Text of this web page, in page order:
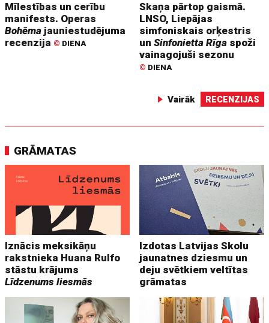
Mīlestības un cerību
manifests. Operas
Bohēma jauniestudējuma
recenzija © DIENA
Skaņa pārtop gaismā.
LNSO, Liepājas
simfoniskais orķestris
unSinfonietta Rīga spoži
vainagojuši sezonu
© DIENA
Vairāk RECENZIJAS
GRĀMATAS
Iznācis meksikāņu
rakstnieka Huana Rulfo
stāstu krājums
Līdzenums liesmās
Izdotas Latvijas Skolu
jaunatnes dziesmu un
deju svētkiem veltītas
grāmatas